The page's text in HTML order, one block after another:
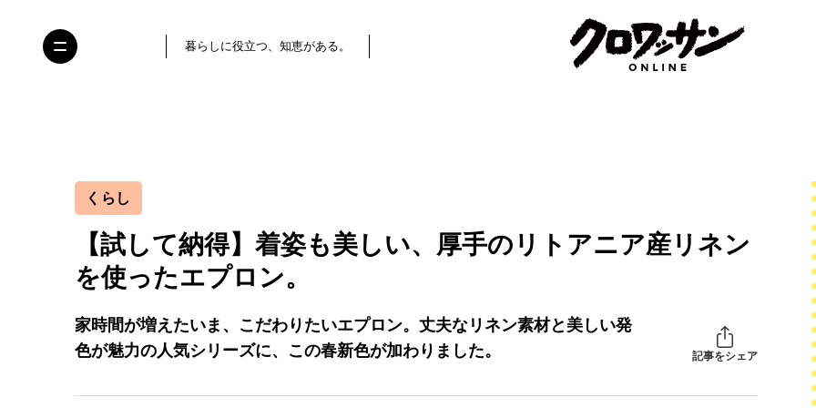
暮らしに役立つ、知恵がある。
くらし
【試して納得】着姿も美しい、厚手のリトアニア産リネン
を使ったエプロン。
家時間が増えたいま、こだわりたいエプロン。丈夫なリネン素材と美しい発
色が魅力の人気シリーズに、この春新色が加わりました。
記事をシェア